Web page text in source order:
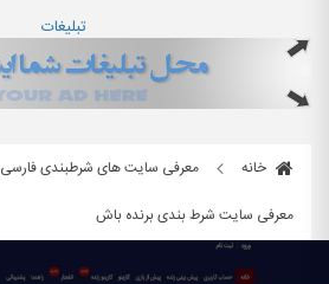
تبلیغات
خانه
معرفی سایت های شرطبندی فارسی
معرفی سایت شرط بندی برنده باش